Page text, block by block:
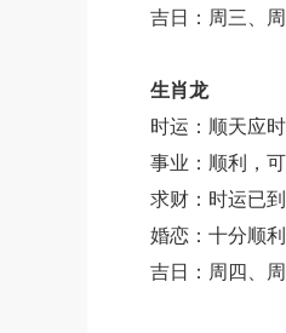
吉日：周三、周
生肖龙
时运：顺天应
事业：顺利，可
求财：时运已到
婚恋：十分顺利
吉日：周四、周